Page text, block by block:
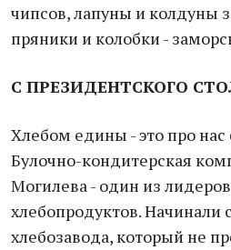
чипсов, лапуны и колдуны
пряники и колобки -
С ПРЕЗИДЕНТСКОГО
Хлебом едины - это про нас
Булочно-кондитерская
Могилева - один из
хлебопродуктов. Начинали
хлебозавода, который не